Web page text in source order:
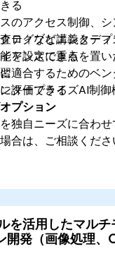
る
のアクセス制御、
ログなどエンター
を設定できる
適合するためのベ
評価できる
ティブな講義とデ
アンスに重点を置
タープライズAI制
プション
独自ニーズに合わ
合は、ご相談くださ
を活用したマルチ
開発（画像処理、